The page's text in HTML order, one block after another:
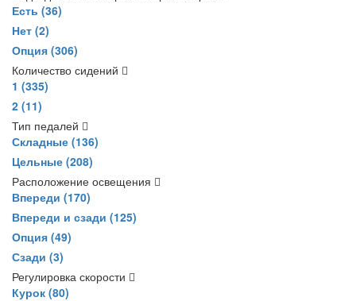
Есть (36)
Нет (2)
Опция (306)
Количество сидений
1 (335)
2 (11)
Тип педалей
Складные (136)
Цельные (208)
Расположение освещения
Впереди (170)
Впереди и сзади (125)
Опция (49)
Сзади (3)
Регулировка скорости
Курок (80)